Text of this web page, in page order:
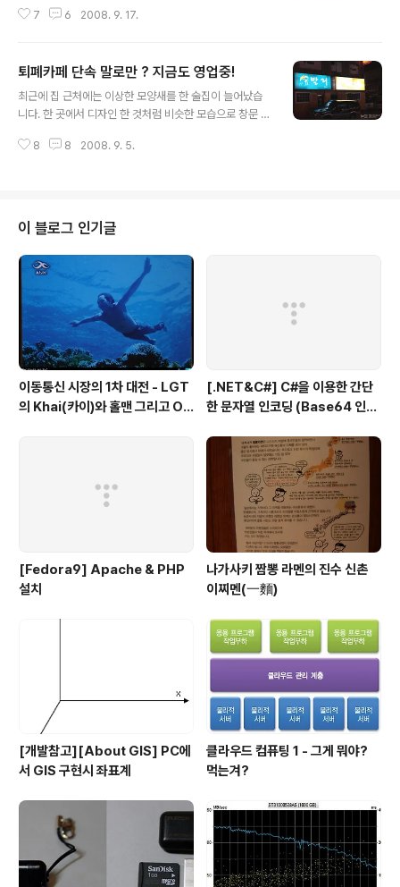
에 제한되는 구도와 화각.. 가장 중요한 내공 부족.. 내년에
기분은 좋네요. 해가 조금만 더 기울었으면 좋았겠지만, 사
진 찍는다고 어른을 기다리시게 할 수 없어서 한 장만... 산
에는 밤송이가 입을 벌려서 가을이라는 것을 느끼게 해주
고 생각하면서 패스~! 역시 명절의 풍성하고 한가로운 느
7 6 2008. 9. 17.
퇴폐카페 단속 말로만 ? 지금도 영업중!
최근에 집 근처에는 이상한 모양새를 한 술집이 늘어났습
니다. 한 곳에서 디자인 한 것처럼 비슷한 모습으로 창문 하
습이 신기해서 눈이 가기는 했지만 관심 밖의 일이었습니
다는 것을 짐작할 수 있었습니다. 이런 술집이 늘어나면 주
변 집값도 자연스럽게 떨어지기 때문에 주민들이 나서서
현수막을 만든 것이겠죠. 최근 몇 개월 사이에 급격하게 늘
어서 제가 눈으로 확인 한 곳만 16 곳이나 됩니다. 그것도
T자 모양을 100M가 채 안 되는 골목에서 말이죠. 주민들
의 현수막이 걸리고 난 며칠..
8 8 2008. 9. 5.
이 블로그 인기글
이동통신 시장의 1차 대전 - LGT
의 Khai(카이)와 홀맨 그리고 OZ
[.NET&C#] C#을 이용한 간단
한 문자열 인코딩 (Base64 인코
[Fedora9] Apache & PHP
설치
나가사키 짬뽕 라멘의 진수 신촌
이찌멘(一麵)
[개발참고][About GIS] PC에
서 GIS 구현시 좌표계
클라우드 컴퓨팅 1 - 그게 뭐야?
먹는겨?